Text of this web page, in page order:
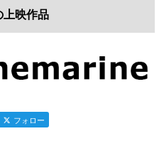
上映作品
フォロー